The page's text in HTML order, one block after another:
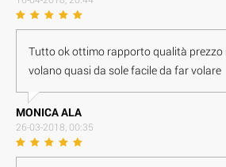
Tutto ok ottimo rapporto qualità
volano quasi da sole facile da far volare
M O N I C A A L A
26-03-2018, 00:35